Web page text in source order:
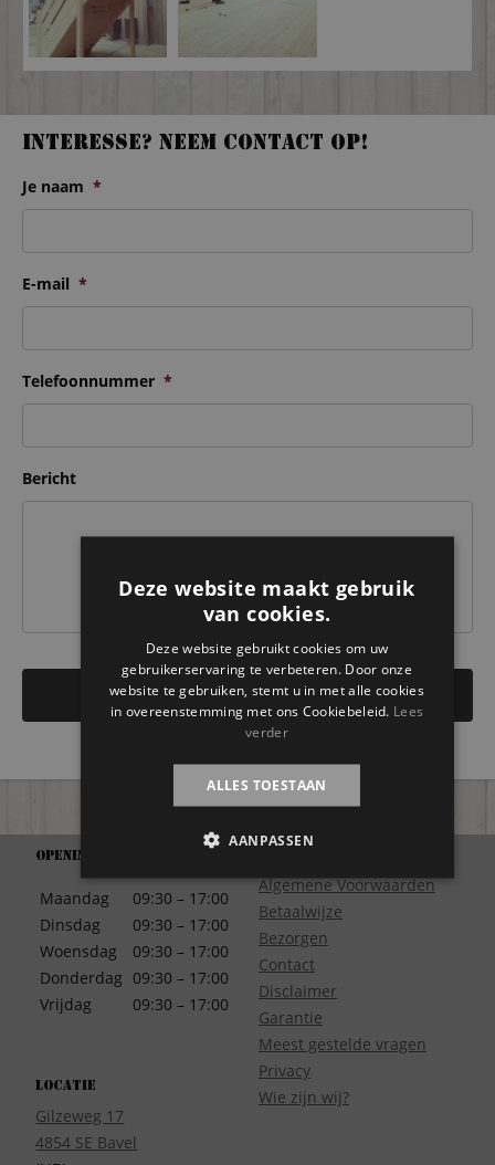
Interesse? Neem contact op!
Je naam *
E-mail *
Telefoonnummer *
Bericht
Openingstijden
Maandag
Dinsdag
Woensdag
Donderdag
Vrijdag
09:30 – 17:00
09:30 – 17:00
09:30 – 17:00
09:30 – 17:00
09:30 – 17:00
Locatie
Gilzeweg 17
4854 SE Bavel
Algemene Voorwaarden
Betaalwijze
Bezorgen
Contact
Disclaimer
Garantie
Meest gestelde vragen
Privacy
Wie zijn wij?
Deze website maakt gebruik
van cookies.
Deze website gebruikt cookies om uw
gebruikerservaring te verbeteren. Door onze
website te gebruiken, stemt u in met alle cookies
in overeenstemming met ons Cookiebeleid. Lees
verder
ALLES TOESTAAN
AANPASSEN